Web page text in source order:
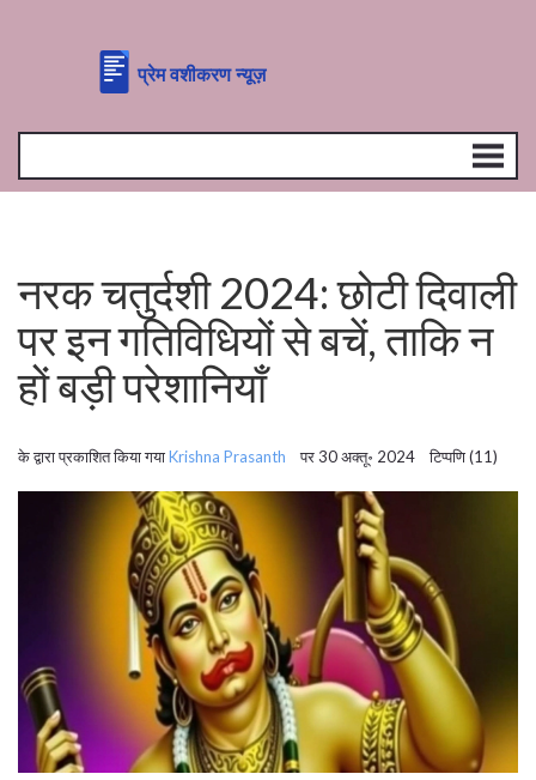
नरक चतुर्दशी 2024: छोटी दिवाली
पर इन गतिविधियों से बचें, ताकि न
हों बड़ी परेशानियाँ
के द्वारा प्रकाशित किया गयाKrishna Prasanth पर 30 अक्तू॰ 2024 टिप्पणि (11)